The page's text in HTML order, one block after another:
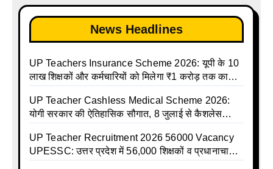
List 2025
News Headlines
UP Teachers Insurance Scheme 2026: यूपी के 10
लाख शिक्षकों और कर्मचारियों को मिलेगा ₹1 करोड़ तक का
UP Teacher Cashless Medical Scheme 2026:
योगी सरकार की ऐतिहासिक सौगात, 8 जुलाई से कैशलेस
UP Teacher Recruitment 2026 56000 Vacancy
UPESSC: उत्तर प्रदेश में 56,000 शिक्षकों व प्रधानाचार्यों